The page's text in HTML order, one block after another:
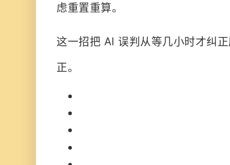
虑重置重算。
这一招把 AI 误判从等几小时才纠
正。